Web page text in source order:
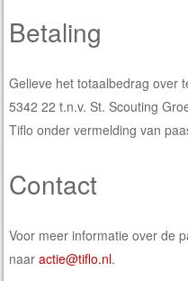
Betaling
Gelieve het totaalbedrag over
5342 22 t.n.v. St. Scouting
Tiflo onder vermelding van
Contact
Voor meer informatie over de
naaractie@tiflo.nl.